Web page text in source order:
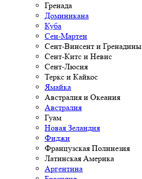
Гренада
Доминикана
Куба
Сен-Мартен
Сент-Винсент и Гренадины
Сент-Китс и Невис
Сент-Люсия
Теркс и Кайкос
Ямайка
Австралия и Океания
Австралия
Гуам
Новая Зеландия
Фиджи
Французская Полинезия
Латинская Америка
Аргентина